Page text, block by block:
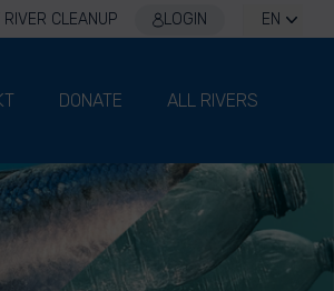
CLEANUP LOGIN EN
DONATE ALL RIVERS